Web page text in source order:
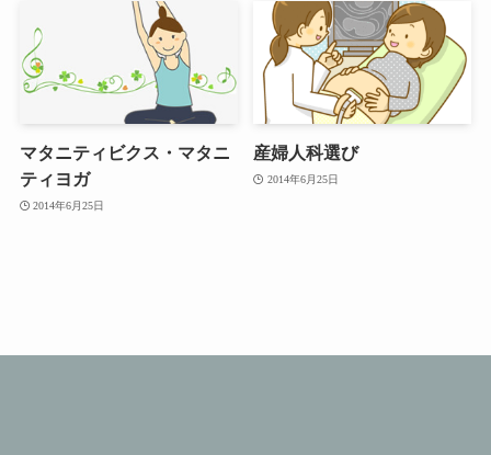
マタニティビクス・マタニ
ティヨガ
2014年6月25日
産婦人科選び
2014年6月25日